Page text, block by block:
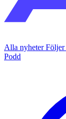
Alla nyheterFöljer
Podd